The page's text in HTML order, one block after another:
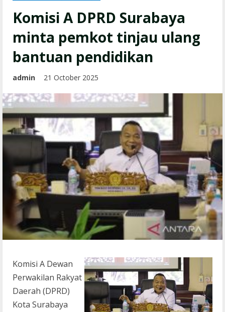
Komisi A DPRD Surabaya
minta pemkot tinjau ulang
bantuan pendidikan
admin 21 October 2025
Komisi A Dewan
Perwakilan Rakyat
Daerah (DPRD)
Kota Surabaya